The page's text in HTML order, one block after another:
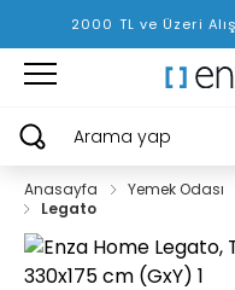
2000 TL ve Üzeri
Arama yap
Anasayfa Yemek Odası
Legato